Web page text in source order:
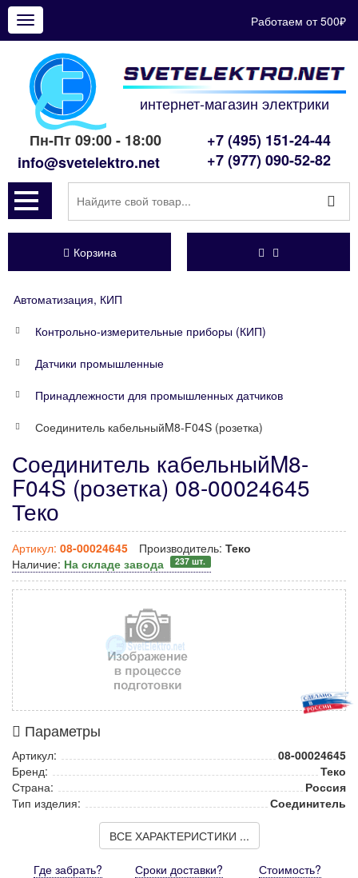
Показать
меню
Работаем от 500₽
интернет-магазин электрики
Пн-Пт 09:00 - 18:00
info@svetelektro.net
+7 (495) 151-24-44
+7 (977) 090-52-82
Корзина
Автоматизация, КИП
Контрольно-измерительные приборы (КИП)
Датчики промышленные
Принадлежности для промышленных датчиков
Соединитель кабельныйM8-F04S (розетка)
Соединитель кабельныйM8-
F04S (розетка) 08-00024645
Теко
Артикул: 08-00024645 Производитель: Теко
Наличие: На складе завода 237 шт.
Параметры
Артикул:
08-00024645
Бренд:
Теко
Страна:
Россия
Тип изделия:
Соединитель
ВСЕ ХАРАКТЕРИСТИКИ ...
Где забрать? Сроки доставки? Стоимость?